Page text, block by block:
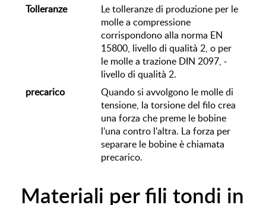
Tolleranze
Le tolleranze di produzione per le
molle a compressione
corrispondono alla norma EN
15800, livello di qualità 2, o per
le molle a trazione DIN 2097, ­
livello di qualità 2.
precarico
Quando si avvolgono le molle di
tensione, la torsione del filo crea
una forza che preme le bobine
l'una contro l'altra. La forza per
separare le bobine è chiamata
precarico.
Materiali per fili tondi in